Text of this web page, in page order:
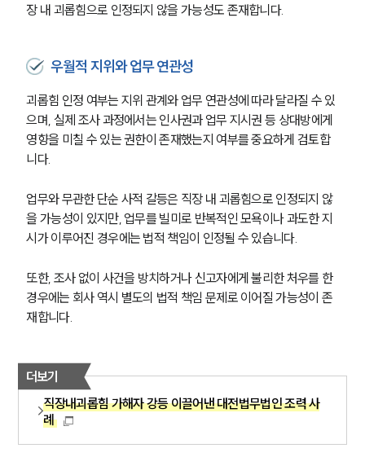
장 내 괴롭힘으로 인정되지 않을 가능성도 존재합니다.
우월적 지위와 업무 연관성
괴롭힘 인정 여부는 지위 관계와 업무 연관성에 따라 달라질 수 있
으며, 실제 조사 과정에서는 인사권과 업무 지시권 등 상대방에게
영향을 미칠 수 있는 권한이 존재했는지 여부를 중요하게 검토합
니다.
업무와 무관한 단순 사적 갈등은 직장 내 괴롭힘으로 인정되지 않
을 가능성이 있지만, 업무를 빌미로 반복적인 모욕이나 과도한 지
시가 이루어진 경우에는 법적 책임이 인정될 수 있습니다.
또한, 조사 없이 사건을 방치하거나 신고자에게 불리한 처우를 한
경우에는 회사 역시 별도의 법적 책임 문제로 이어질 가능성이 존
재합니다.
더보기
직장내괴롭힘 가해자 강등 이끌어낸 대전법무법인 조력 사
례